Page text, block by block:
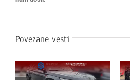
Povezane vesti